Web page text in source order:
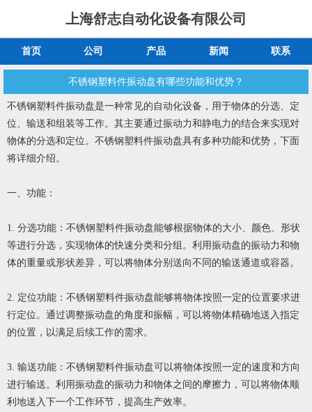
上海舒志自动化设备有限公司
首页 公司 产品 新闻 联系
不锈钢塑料件振动盘有哪些功能和优势？
不锈钢塑料件振动盘是一种常见的自动化设备，用于物体的分选、定
位、输送和组装等工作。其主要通过振动力和静电力的结合来实现对
物体的分选和定位。不锈钢塑料件振动盘具有多种功能和优势，下面
将详细介绍。
一、功能：
1. 分选功能：不锈钢塑料件振动盘能够根据物体的大小、颜色、形状
等进行分选，实现物体的快速分类和分组。利用振动盘的振动力和物
体的重量或形状差异，可以将物体分别送向不同的输送通道或容器。
2. 定位功能：不锈钢塑料件振动盘能够将物体按照一定的位置要求进
行定位。通过调整振动盘的角度和振幅，可以将物体精确地送入指定
的位置，以满足后续工作的需求。
3. 输送功能：不锈钢塑料件振动盘可以将物体按照一定的速度和方向
进行输送。利用振动盘的振动力和物体之间的摩擦力，可以将物体顺
利地送入下一个工作环节，提高生产效率。